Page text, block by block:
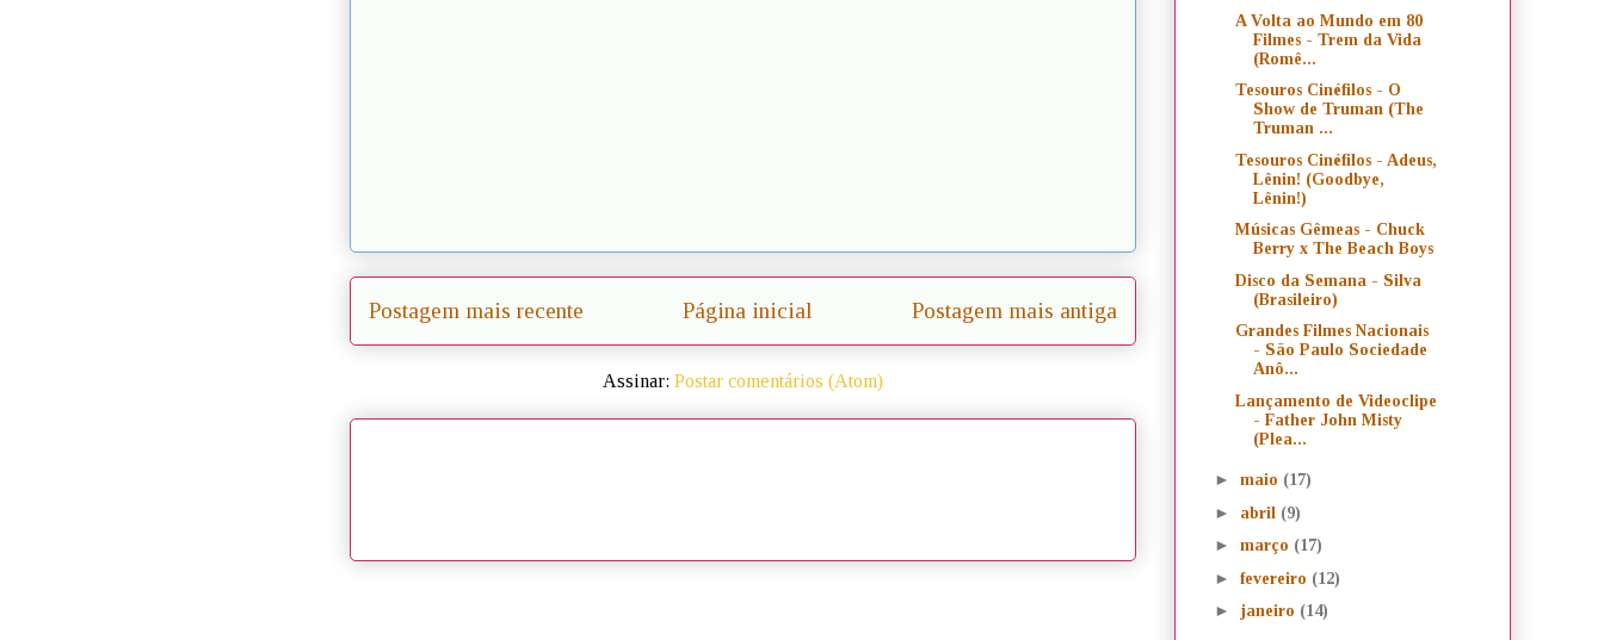
Postagem mais recente Postagem mais antiga
Página inicial
Assinar: Postar comentários (Atom)
A Volta ao Mundo em 80
Filmes - Trem da Vida
(Romê...
Tesouros Cinéfilos - O
Show de Truman (The
Truman ...
Tesouros Cinéfilos - Adeus,
Lênin! (Goodbye,
Lênin!)
Músicas Gêmeas - Chuck
Berry x The Beach Boys
Disco da Semana - Silva
(Brasileiro)
Grandes Filmes Nacionais
- São Paulo Sociedade
Anô...
Lançamento de Videoclipe
- Father John Misty
(Plea...
► maio (17)
► abril (9)
► março (17)
► fevereiro (12)
► janeiro (14)